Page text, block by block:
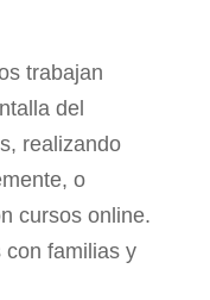
trabajan
del
realizando
o
cursos online.
con familias y